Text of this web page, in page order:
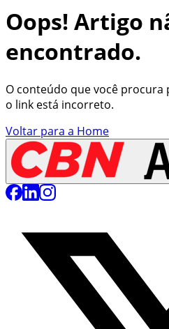
Oops! Artigo
encontrado.
O conteúdo que você
o link está incorreto.
Voltar para a Home